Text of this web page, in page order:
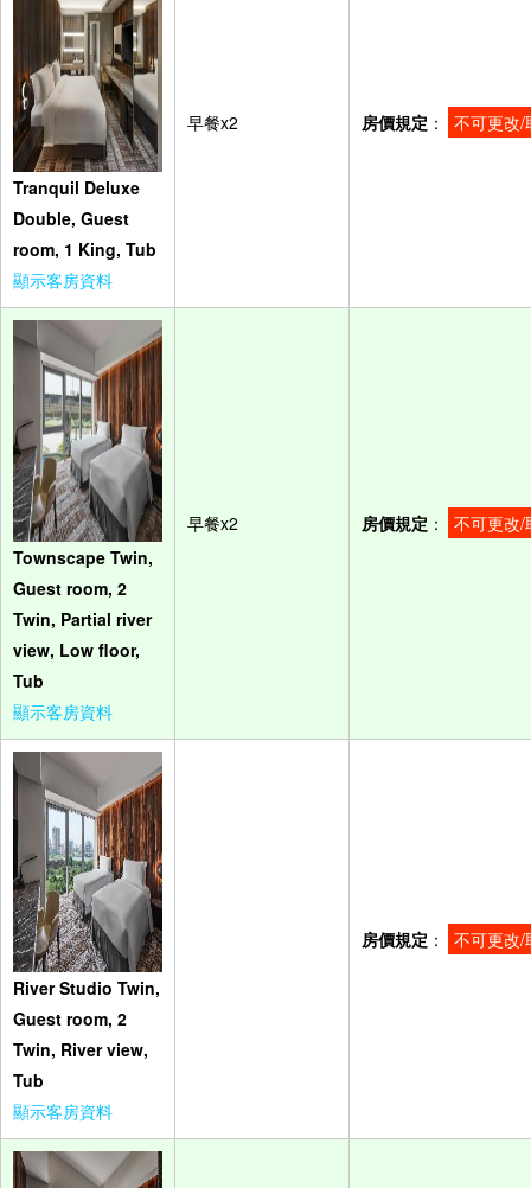
Tranquil Deluxe
Double, Guest
room, 1 King, Tub
顯示客房資料
早餐x2 房價規定 ： 不可更改/
Townscape Twin,
Guest room, 2
Twin, Partial river
view, Low floor,
Tub
顯示客房資料
早餐x2 房價規定 ： 不可更改/
River Studio Twin,
Guest room, 2
Twin, River view,
Tub
顯示客房資料
房價規定 ： 不可更改/